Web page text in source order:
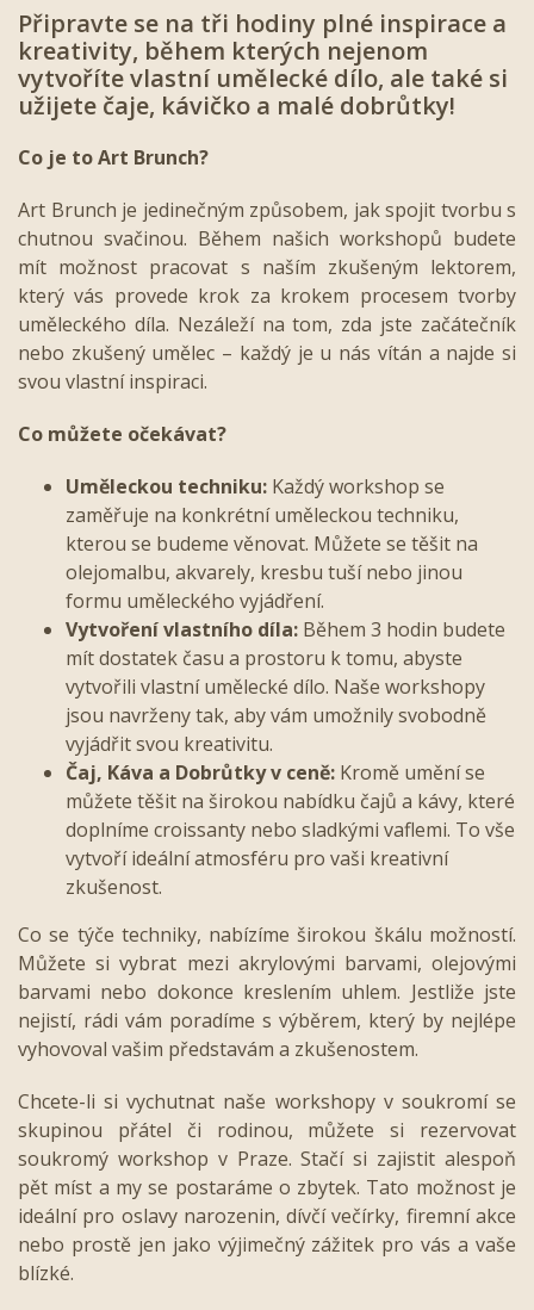
Připravte se na tři hodiny plné inspirace a
kreativity, během kterých nejenom
vytvoříte vlastní umělecké dílo, ale také si
užijete čaje, kávičko a malé dobrůtky!
Co je to Art Brunch?
Art Brunch je jedinečným způsobem, jak spojit tvorbu s
chutnou svačinou. Během našich workshopů budete
mít možnost pracovat s naším zkušeným lektorem,
který vás provede krok za krokem procesem tvorby
uměleckého díla. Nezáleží na tom, zda jste začátečník
nebo zkušený umělec – každý je u nás vítán a najde si
svou vlastní inspiraci.
Co můžete očekávat?
Uměleckou techniku: Každý workshop se
zaměřuje na konkrétní uměleckou techniku,
kterou se budeme věnovat. Můžete se těšit na
olejomalbu, akvarely, kresbu tuší nebo jinou
formu uměleckého vyjádření.
Vytvoření vlastního díla: Během 3 hodin budete
mít dostatek času a prostoru k tomu, abyste
vytvořili vlastní umělecké dílo. Naše workshopy
jsou navrženy tak, aby vám umožnily svobodně
vyjádřit svou kreativitu.
Čaj, Káva a Dobrůtky v ceně: Kromě umění se
můžete těšit na širokou nabídku čajů a kávy, které
doplníme croissanty nebo sladkými vaflemi. To vše
vytvoří ideální atmosféru pro vaši kreativní
zkušenost.
Co se týče techniky, nabízíme širokou škálu možností.
Můžete si vybrat mezi akrylovými barvami, olejovými
barvami nebo dokonce kreslením uhlem. Jestliže jste
nejistí, rádi vám poradíme s výběrem, který by nejlépe
vyhovoval vašim představám a zkušenostem.
Chcete-li si vychutnat naše workshopy v soukromí se
skupinou přátel či rodinou, můžete si rezervovat
soukromý workshop v Praze. Stačí si zajistit alespoň
pět míst a my se postaráme o zbytek. Tato možnost je
ideální pro oslavy narozenin, dívčí večírky, firemní akce
nebo prostě jen jako výjimečný zážitek pro vás a vaše
blízké.